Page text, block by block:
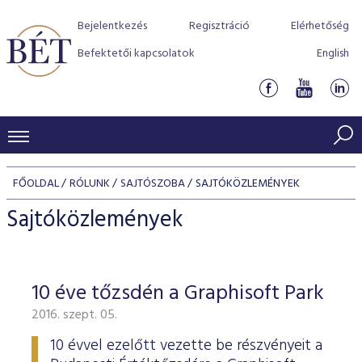
Bejelentkezés Regisztráció
Elérhetőség
Befektetői kapcsolatok
English
KERESKEDÉSI ADATOK
INDEXEK
Jelzáloglevél indexek
Azonnali Piac
Részvények
Származékos piac
BEFEKTETŐK
Részvény szekció
Hitelpapír szekció
BÉT szabályzatok
Befektetővédelem
Alkalmazott díjstruktúra
Elszámolás
Részvény és vállalati kötvény tőzsdei bevezetését
program
BÉT Xtend - Részvénypiac egyszerűen
TŐZSDETAGOK
Tőzsdetagok, üzletkötők
VENDOROK
FŐOLDAL RÓLUNK SAJTÓSZOBA SAJTÓKÖZLEMÉNYEK
Sajtóközlemények
10 éve tőzsdén a Graphisoft Park
2016. szept. 05.
10 évvel ezelőtt vezette be részvényeit a